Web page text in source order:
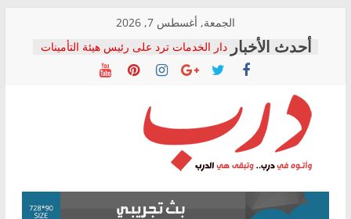
content
الجمعة, أغسطس 7, 2026
دار الخدمات ترد على رئيس هيئة التأمينات
بعد مؤتمره الصحفي: إنكار الأزمة لا ينهي
معاناة أصحاب المعاشات.. ونطالب بكشف
فرحات سليمان يكتب: القطاع الصحي إلى
أين؟
حزب التحالف الشعبي يطلق لجنة “الحق
في الصحة” بالإسكندرية لرصد الانتهاكات
ودعم المرضى
الوزاري لمدينة الصحفيين.. وانتهاء أعمال
درب
وأتوه